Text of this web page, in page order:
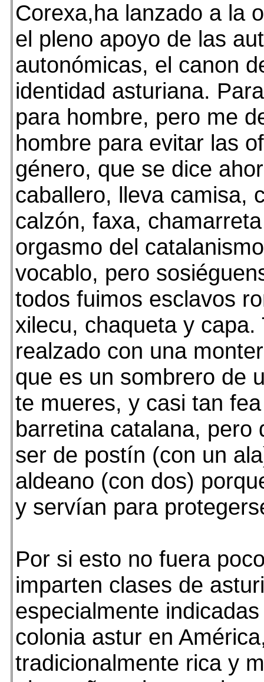
Corexa,ha lanzado a la
el pleno apoyo de las
autonómicas, el canon
identidad asturiana.
para hombre, pero me
hombre para evitar las
género, que se dice
caballero, lleva camisa,
calzón, faxa,
orgasmo del
vocablo, pero
todos fuimos esclavos
xilecu, chaqueta y capa.
realzado con una
que es un sombrero de
te mueres, y casi tan
barretina catalana, pero
ser de postín (con un
aldeano (con dos)
y servían para
Por si esto no fuera
imparten clases de
especialmente
colonia astur en
tradicionalmente rica y